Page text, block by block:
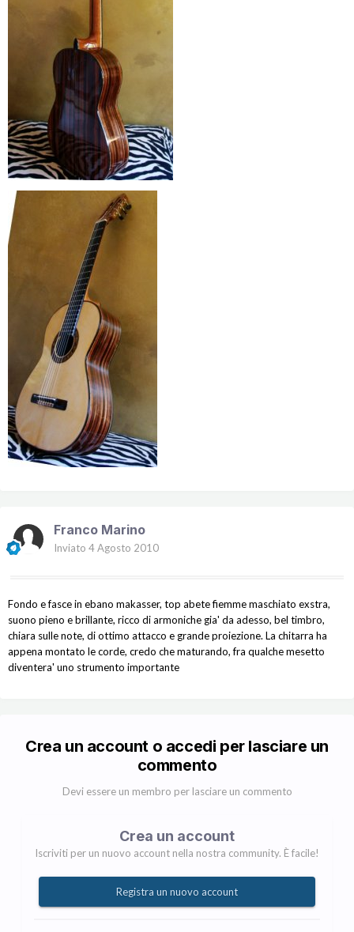
Franco Marino
Inviato 4 Agosto 2010
Fondo e fasce in ebano makasser, top abete fiemme maschiato exstra,
suono pieno e brillante, ricco di armoniche gia' da adesso, bel timbro,
chiara sulle note, di ottimo attacco e grande proiezione. La chitarra ha
appena montato le corde, credo che maturando, fra qualche mesetto
diventera' uno strumento importante
Crea un account o accedi per lasciare un
commento
Devi essere un membro per lasciare un commento
Crea un account
Iscriviti per un nuovo account nella nostra community. È facile!
Registra un nuovo account